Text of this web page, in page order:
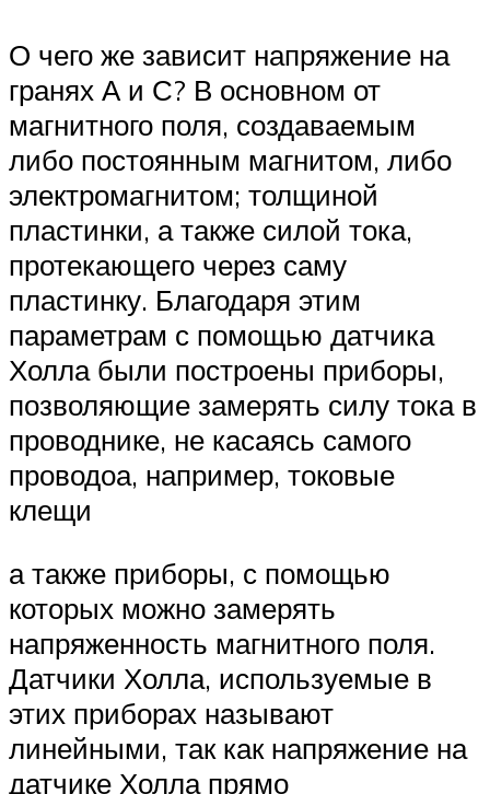
О чего же зависит напряжение на
гранях А и С? В основном от
магнитного поля, создаваемым
либо постоянным магнитом, либо
электромагнитом; толщиной
пластинки, а также силой тока,
протекающего через саму
пластинку. Благодаря этим
параметрам с помощью датчика
Холла были построены приборы,
позволяющие замерять силу тока в
проводнике, не касаясь самого
проводоа, например, токовые
клещи
а также приборы, с помощью
которых можно замерять
напряженность магнитного поля.
Датчики Холла, используемые в
этих приборах называют
линейными, так как напряжение на
датчике Холла прямо